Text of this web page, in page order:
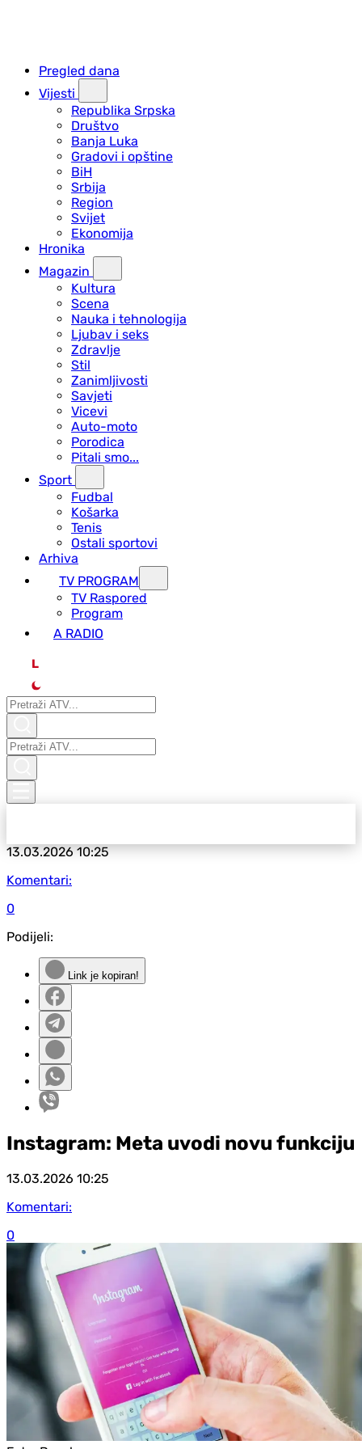
Pregled dana
Vijesti
Republika Srpska
Društvo
Banja Luka
Gradovi i opštine
BiH
Srbija
Region
Svijet
Ekonomija
Hronika
Magazin
Kultura
Scena
Nauka i tehnologija
Ljubav i seks
Zdravlje
Stil
Zanimljivosti
Savjeti
Vicevi
Auto-moto
Porodica
Pitali smo...
Sport
Fudbal
Košarka
Tenis
Ostali sportovi
Arhiva
TV PROGRAM
ТV Raspored
Program
A RADIO
L
13.03.202610:25
Komentari:
0
Podijeli:
Link je kopiran!
Instagram: Meta uvodi novu funkciju
13.03.2026 10:25
Komentari:
0